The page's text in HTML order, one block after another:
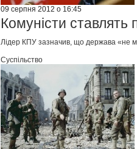
09 серпня 2012 о 16:45
Комуністи ставлять
Лідер КПУ зазначив, що держава «не
Суспільство